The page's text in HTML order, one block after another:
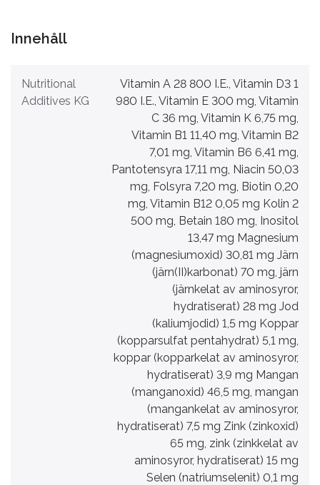
Innehåll
Nutritional
Additives KG
Vitamin A 28 800 I.E., Vitamin D3 1
980 I.E., Vitamin E 300 mg, Vitamin
C 36 mg, Vitamin K 6,75 mg,
Vitamin B1 11,40 mg, Vitamin B2
7,01 mg, Vitamin B6 6,41 mg,
Pantotensyra 17,11 mg, Niacin 50,03
mg, Folsyra 7,20 mg, Biotin 0,20
mg, Vitamin B12 0,05 mg Kolin 2
500 mg, Betain 180 mg, Inositol
13,47 mg Magnesium
(magnesiumoxid) 30,81 mg Järn
(järn(II)karbonat) 70 mg, järn
(järnkelat av aminosyror,
hydratiserat) 28 mg Jod
(kaliumjodid) 1,5 mg Koppar
(kopparsulfat pentahydrat) 5,1 mg,
koppar (kopparkelat av aminosyror,
hydratiserat) 3,9 mg Mangan
(manganoxid) 46,5 mg, mangan
(mangankelat av aminosyror,
hydratiserat) 7,5 mg Zink (zinkoxid)
65 mg, zink (zinkkelat av
aminosyror, hydratiserat) 15 mg
Selen (natriumselenit) 0,1 mg